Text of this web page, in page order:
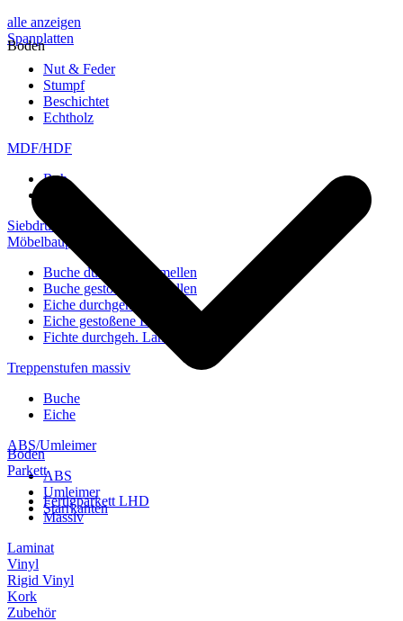
alle anzeigen
Spanplatten
Nut & Feder
Stumpf
Beschichtet
Echtholz
MDF/HDF
Roh
Siebdruckplatten
Möbelbauplatten
Buche durchgeh. Lamellen
Buche gestoßene Lamellen
Eiche durchgeh. Lamellen
Eiche gestoßene Lamellen
Fichte durchgeh. Lamellen
Treppenstufen massiv
Buche
Eiche
ABS/Umleimer
ABS
Umleimer
Starrkanten
Boden
Boden
Parkett
Fertigparkett LHD
Massiv
Laminat
Vinyl
Rigid Vinyl
Kork
Zubehör